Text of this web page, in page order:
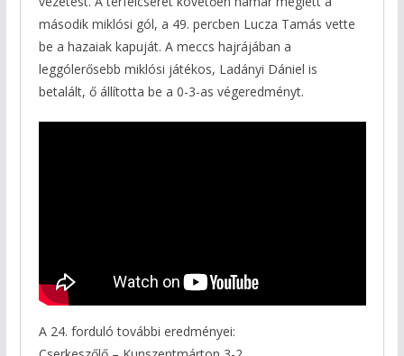
második miklósi gól, a 49. percben Lucza Tamás vette
be a hazaiak kapuját. A meccs hajrájában a
leggólerősebb miklósi játékos, Ladányi Dániel is
betalált, ő állította be a 0-3-as végeredményt.
A 24. forduló további eredményei: